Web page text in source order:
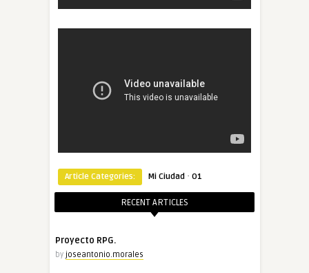
Article Categories: Mi Ciudad · O1
RECENT ARTICLES
Proyecto RPG.
by joseantonio.morales